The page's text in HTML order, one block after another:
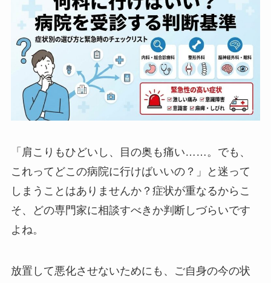
「肩こりもひどいし、目の奥も痛い……。でも、
これってどこの病院に行けばいいの？」と迷って
しまうことはありませんか？症状が重なるからこ
そ、どの専門家に相談すべきか判断しづらいです
よね。
放置して悪化させないためにも、ご自身の今の状